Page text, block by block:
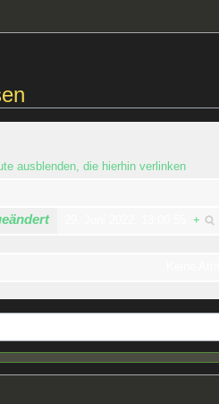
ausblenden, die hierhin verlinken
+